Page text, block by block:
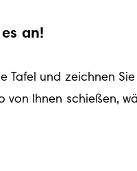
an!
Tafel und zeichnen
von Ihnen schießen,